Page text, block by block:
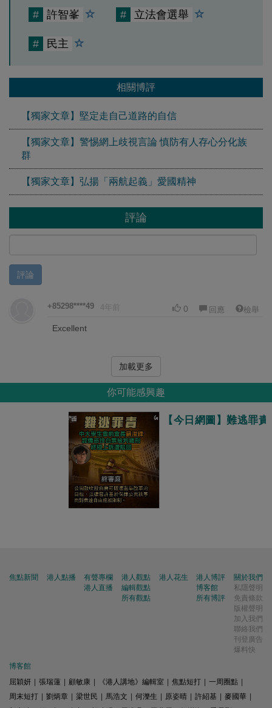
# 許智峯 # 立法會選舉
# 民主
相關博評
【獨家文章】堅定走自己道路的自信
【獨家文章】警惕網上歧視言論 慎防有人存心分化族
群
【獨家文章】弘揚「兩航起義」愛國精神
評論
評論
+85298****49 4年前 0 回應 檢舉
Excellent
加載更多
你可能感興趣
【今日網圖】難逃罪責
焦點新聞 港人點播
有聲專欄
港人直播
港人觀點
編輯觀點
所有觀點
港人花生
港人博評
博客館
所有博評
關於我們
私隱聲明
免責條款
版權聲明
加入我們
聯絡我們
刊登廣告
爆料快
博客館
屈穎妍 | 張瑞蓮 | 顧敏康 | 《港人講地》編輯室 | 焦點短打 | 一周圈點 |
周末短打 | 劉炳章 | 梁世民 | 馬浩文 | 何濼生 | 原姿晴 | 許紹基 | 麥國華 |